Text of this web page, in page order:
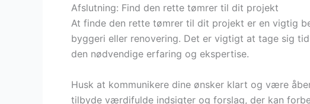
Afslutning: Find den rette tømrer til dit projekt
At finde den rette tømrer til dit projekt er en vigtig
byggeri eller renovering. Det er vigtigt at tage sig
den nødvendige erfaring og ekspertise.
Husk at kommunikere dine ønsker klart og være
tilbyde værdifulde indsigter og forslag, der kan